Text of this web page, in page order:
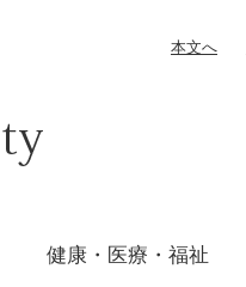
本文へ
健康・医療・ 福祉